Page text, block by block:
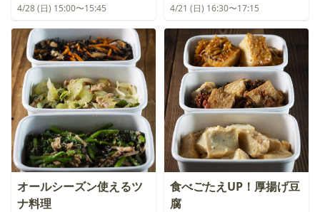
4/28 (日) 15:00〜15:45 4/21 (日) 16:30〜17:15
オールシーズン使えるツ
ナ料理
食べごたえUP！厚揚げ豆
腐